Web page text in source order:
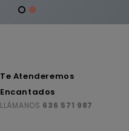
Te Atenderemos
Encantados
LLÁMANOS 636 571 987